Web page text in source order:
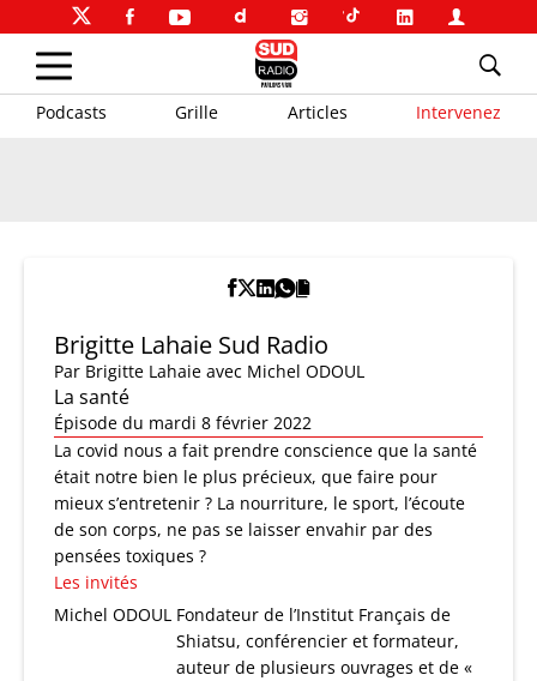
Podcasts Grille Articles Intervenez
Brigitte Lahaie Sud Radio
Par Brigitte Lahaie avec Michel ODOUL
La santé
Épisode du mardi 8 février 2022
La covid nous a fait prendre conscience que la santé
était notre bien le plus précieux, que faire pour
mieux s’entretenir ? La nourriture, le sport, l’écoute
de son corps, ne pas se laisser envahir par des
pensées toxiques ?
Les invités
Michel ODOUL Fondateur de l’Institut Français de
Shiatsu, conférencier et formateur,
auteur de plusieurs ouvrages et de «